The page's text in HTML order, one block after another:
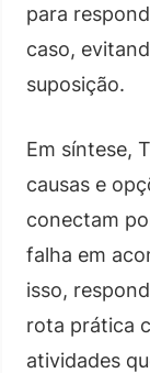
para
caso,
suposição.
Em síntese,
causas e
conectam
falha em
isso,
rota prática
atividades